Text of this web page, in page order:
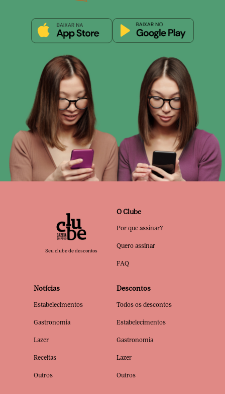
Seu clube de descontos
O Clube
Por que assinar?
Quero assinar
FAQ
Notícias
Estabelecimentos
Gastronomia
Lazer
Receitas
Outros
Descontos
Todos os descontos
Estabelecimentos
Gastronomia
Lazer
Outros